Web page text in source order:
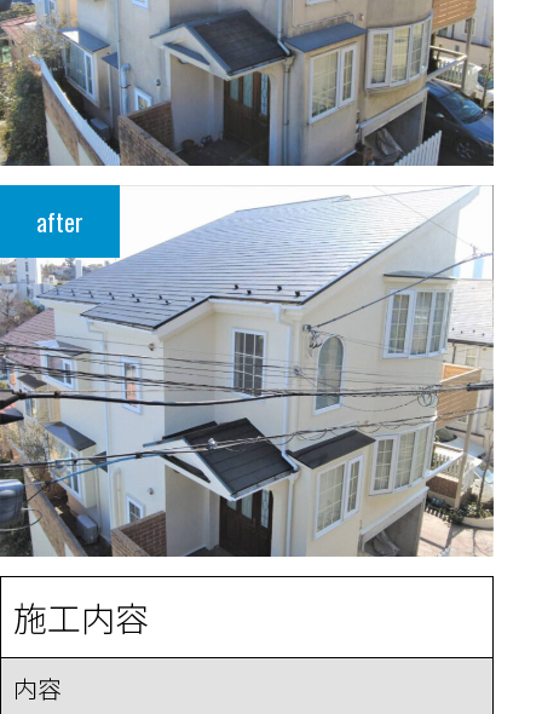
after
施工内容
内容